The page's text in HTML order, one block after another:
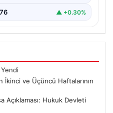
▲ +0.30%
ve Üçüncü Haftalarının
Açıklaması: Hukuk Devleti